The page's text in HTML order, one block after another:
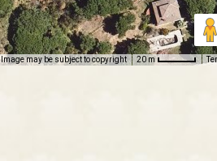
Image may be subject to copyright 20 m